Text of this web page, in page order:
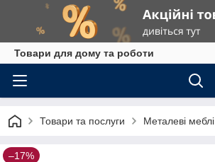
Товари для дому та роботи
Товари та послуги Металеві меблі
–17%